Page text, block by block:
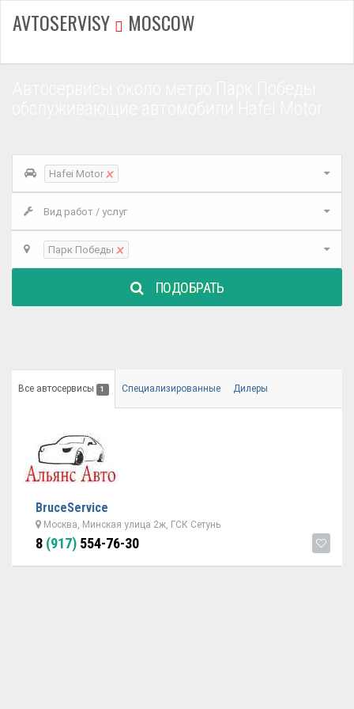
AVTOSERVISY MOSCOW
Hafei Motor ×
Вид работ / услуг
Парк Победы ×
ПОДОБРАТЬ
Все автосервисы 1 Специализированные Дилеры
BruceService
Москва, Минская улица 2ж, ГСК Сетунь
8 (917) 554-76-30